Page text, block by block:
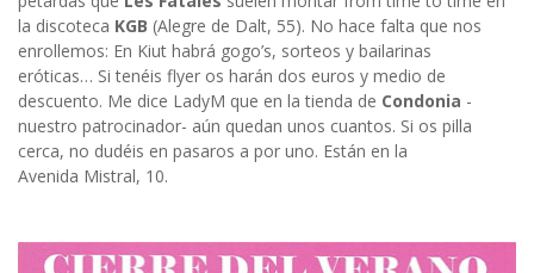
la discoteca KGB (Alegre de Dalt, 55). No hace falta que nos
enrollemos: En Kiut habrá gogo’s, sorteos y bailarinas
eróticas… Si tenéis flyer os harán dos euros y medio de
descuento. Me dice LadyM que en la tienda de Condonia -
nuestro patrocinador- aún quedan unos cuantos. Si os pilla
cerca, no dudéis en pasaros a por uno. Están en la
Avenida Mistral, 10.